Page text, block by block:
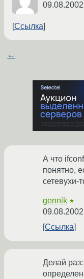
Ссылка
←
А что
понятно,
сетевухи-
gennik ★
Ссылка
Делай